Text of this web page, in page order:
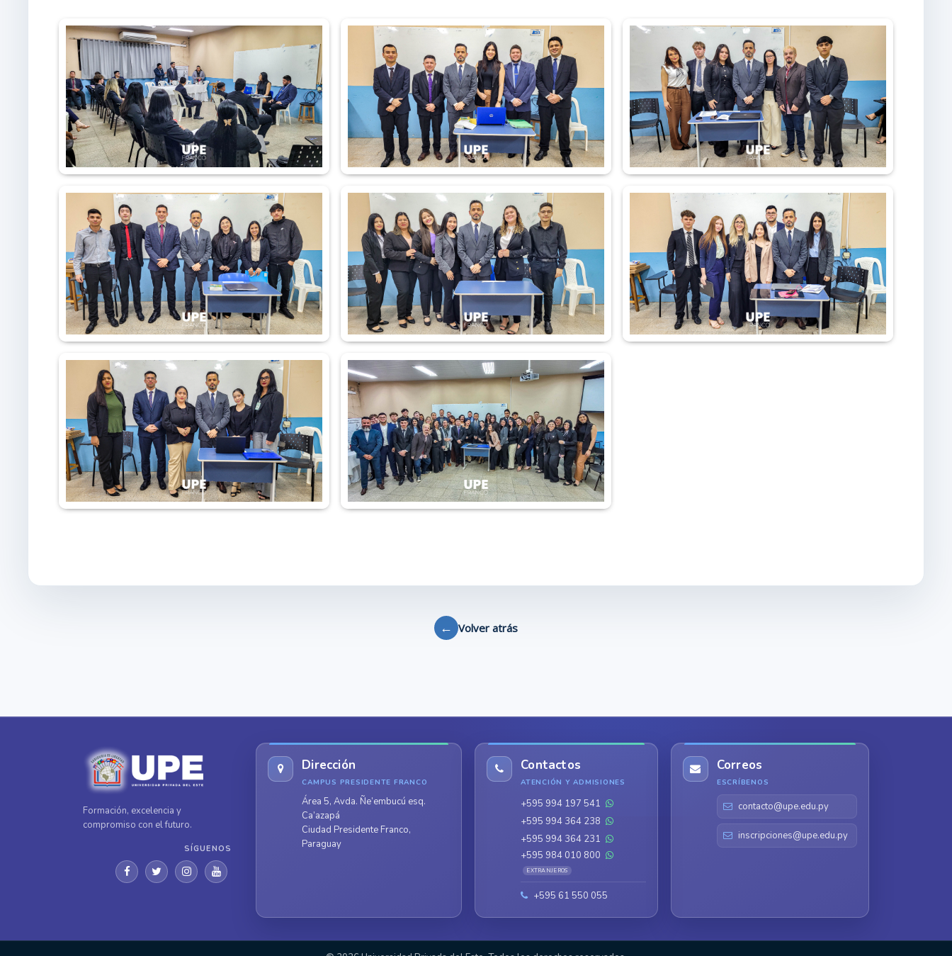
← Volver atrás
Formación, excelencia y
compromiso con el futuro.
SÍGUENOS
Dirección
CAMPUS PRESIDENTE FRANCO
Área 5, Avda. Ñe’embucú esq.
Ca’azapá
Ciudad Presidente Franco,
Paraguay
Contactos
ATENCIÓN Y ADMISIONES
+595 994 197 541
+595 994 364 238
+595 994 364 231
+595 984 010 800
EXTRANJEROS
+595 61 550 055
Correos
ESCRÍBENOS
contacto@upe.edu.py
inscripciones@upe.edu.py